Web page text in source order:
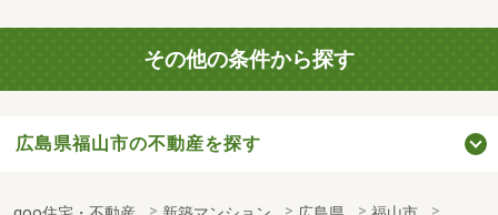
その他の条件から探す
広島県福山市の不動産を探す